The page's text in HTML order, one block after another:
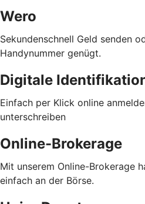
Wero
Sekundenschnell Geld senden
Handynummer genügt.
Digitale
Einfach per Klick online
unterschreiben
Online-Brokerage
Mit unserem Online-Brokerage
einfach an der Börse.